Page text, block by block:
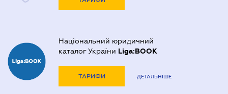
Національний юридичний
каталог України Liga:BOOK
ТАРИФИ ДЕТАЛЬНІШЕ